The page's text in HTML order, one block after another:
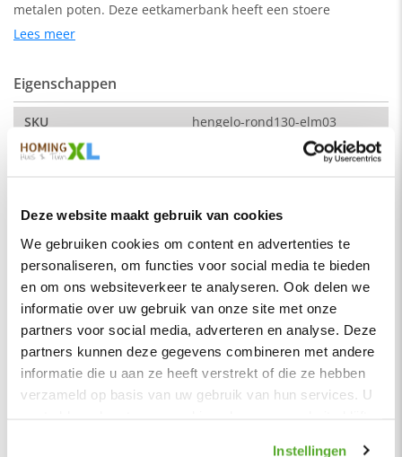
Deze website maakt gebruik van cookies
We gebruiken cookies om content en advertenties te
personaliseren, om functies voor social media te bieden
en om ons websiteverkeer te analyseren. Ook delen we
informatie over uw gebruik van onze site met onze
partners voor social media, adverteren en analyse. Deze
partners kunnen deze gegevens combineren met andere
informatie die u aan ze heeft verstrekt of die ze hebben
verzameld op basis van uw gebruik van hun services. U
Instellingen
metalen poten. Deze eetkamerbank heeft een stoere
uitstraling en is zowel geschikt voor een industrieel als een
Afmeting:
hoek naar hoek: 230 cm (breedte)
Zitdiepte: 44 cm
De kleur op de foto kan per computerscherm afwijken van de
werkelijkheid. Zeker weten dat dit de kleur is die je zoekt?
Vraag dan een stukje van de stof op via de knop "kleurstaal
Stof
Element stof is een velours stofsoort met een zachte
uitstraling. Door de velours stof krijgt de bank een zeer
opvallende en rijke uitstraling. De Element stof is geschikt
voor zowel een modern als een klassiek interieur.
Lees meer
Eigenschappen
SKU
hengelo-rond130-elm03
Montage
Soort
Eetkamerbanken
Vorm
Rond
Serie
Hengelo
Kleur
Grijsbruin
Materiaal
Stof
Zitbreedte
200 cm
Zitdiepte
45 cm